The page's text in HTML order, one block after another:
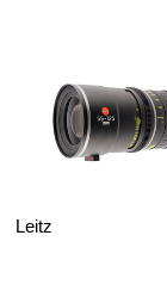
Leitz